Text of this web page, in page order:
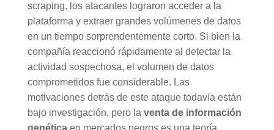
scraping, los atacantes lograron acceder a la
plataforma y extraer grandes volúmenes de datos
en un tiempo sorprendentemente corto. Si bien la
compañía reaccionó rápidamente al detectar la
actividad sospechosa, el volumen de datos
comprometidos fue considerable. Las
motivaciones detrás de este ataque todavía están
bajo investigación, pero la venta de información